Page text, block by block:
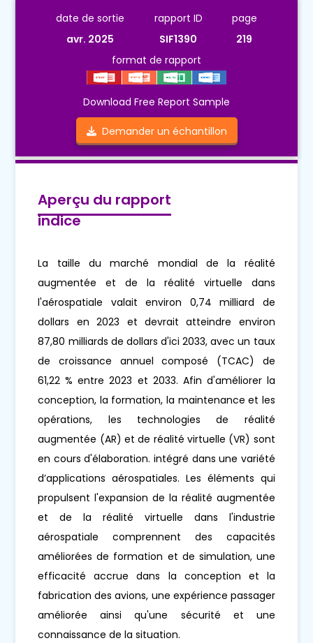
date de sortie
avr. 2025
rapport ID
SIF1390
page
219
format de rapport
Download Free Report Sample
Demander un échantillon
Aperçu du rapport
indice
La taille du marché mondial de la réalité
augmentée et de la réalité virtuelle dans
l'aérospatiale valait environ 0,74 milliard de
dollars en 2023 et devrait atteindre environ
87,80 milliards de dollars d'ici 2033, avec un taux
de croissance annuel composé (TCAC) de
61,22 % entre 2023 et 2033. Afin d'améliorer la
conception, la formation, la maintenance et les
opérations, les technologies de réalité
augmentée (AR) et de réalité virtuelle (VR) sont
en cours d'élaboration. intégré dans une variété
d’applications aérospatiales. Les éléments qui
propulsent l'expansion de la réalité augmentée
et de la réalité virtuelle dans l'industrie
aérospatiale comprennent des capacités
améliorées de formation et de simulation, une
efficacité accrue dans la conception et la
fabrication des avions, une expérience passager
améliorée ainsi qu'une sécurité et une
connaissance de la situation.